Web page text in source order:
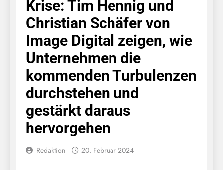
Krise: Tim Hennig und
Christian Schäfer von
Image Digital zeigen, wie
Unternehmen die
kommenden Turbulenzen
durchstehen und
gestärkt daraus
hervorgehen
Redaktion 20. Februar 2024